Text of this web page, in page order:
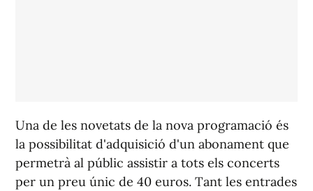
Una de les novetats de la nova programació és
la possibilitat d'adquisició d'un abonament que
permetrà al públic assistir a tots els concerts
per un preu únic de 40 euros. Tant les entrades